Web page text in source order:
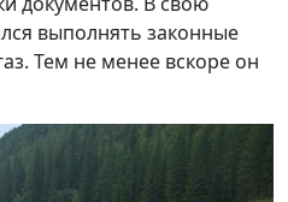
выполнять законные
Тем не менее вскоре он